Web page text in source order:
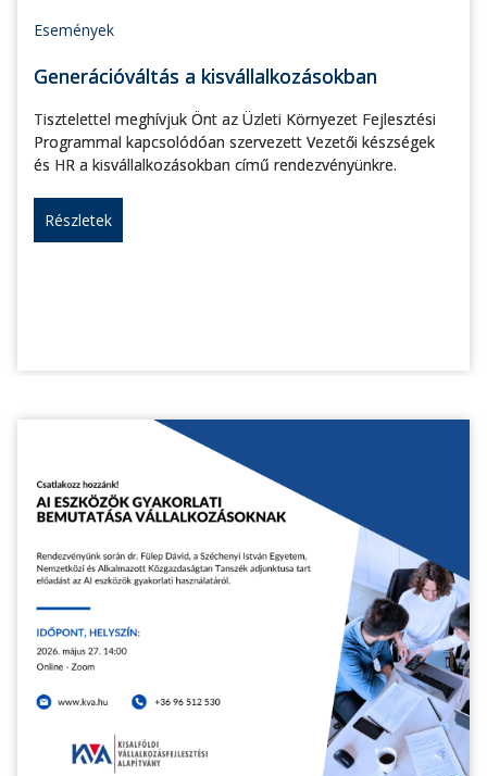
Események
Generációváltás a kisvállalkozásokban
Tisztelettel meghívjuk Önt az Üzleti Környezet Fejlesztési
Programmal kapcsolódóan szervezett Vezetői készségek
és HR a kisvállalkozásokban című rendezvényünkre.
Részletek